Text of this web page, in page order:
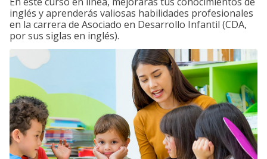
inglés y aprenderás valiosas habilidades profesionales
en la carrera de Asociado en Desarrollo Infantil (CDA,
por sus siglas en inglés).